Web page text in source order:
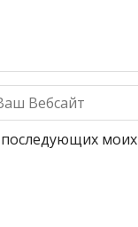
последующих моих